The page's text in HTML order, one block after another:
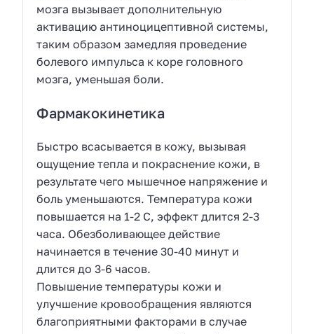
мозга вызывает дополнительную
активацию антиноцицептивной системы,
таким образом замедляя проведение
болевого импульса к коре головного
мозга, уменьшая боли.
Фармакокинетика
Быстро всасывается в кожу, вызывая
ощущение тепла и покраснение кожи, в
результате чего мышечное напряжение и
боль уменьшаются. Температура кожи
повышается на 1-2 С, эффект длится 2-3
часа. Обезболивающее действие
начинается в течение 30-40 минут и
длится до 3-6 часов.
Повышение температуры кожи и
улучшение кровообращения являются
благоприятными факторами в случае